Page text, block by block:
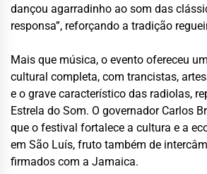
dançou agarradinho ao som das
responsa”, reforçando a tradição
Mais que música, o evento ofereceu
cultural completa, com trancistas,
e o grave característico das radiolas,
Estrela do Som. O governador Carlos
que o festival fortalece a cultura e a
em São Luís, fruto também de
firmados com a Jamaica.